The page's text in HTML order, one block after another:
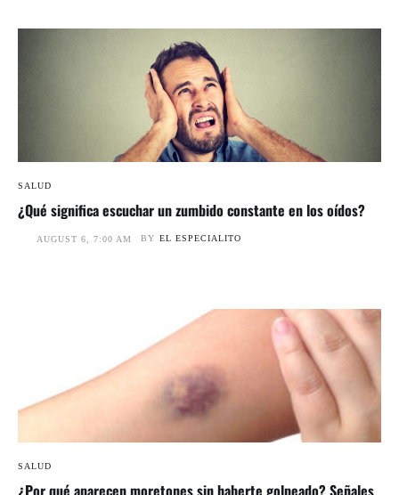
SALUD
¿Qué significa escuchar un zumbido constante en los oídos?
AUGUST 6, 7:00 AM BY EL ESPECIALITO
SALUD
¿Por qué aparecen moretones sin haberte golpeado? Señales